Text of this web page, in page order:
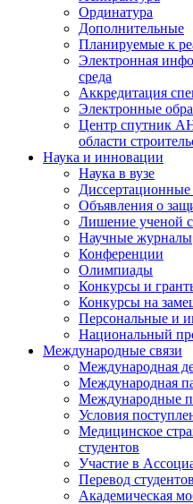
Ординатура
Дополнительные
Планируемые к
Электронная
среда
Аккредитация
Электронные
Центр спутник
области
Наука и инновации
Наука в вузе
Диссертационные
Объявления о
Лишение ученой
Научные журналы
Конференции
Олимпиады
Конкурсы и
Конкурсы на
Персональные и
Национальный
Международные связи
Международная
Международная
Международные
Условия
Медицинское
студентов
Участие в
Перевод
Академическая